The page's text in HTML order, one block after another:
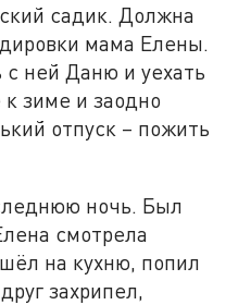
садик. Должна
мама Елены.
с ней Даню и уехать
к зиме и заодно
отпуск – пожить
ночь. Был
смотрела
на кухню, попил
захрипел,